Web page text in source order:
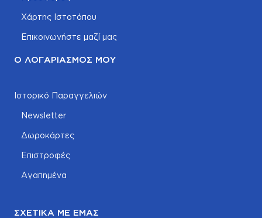
Χάρτης Ιστοτόπου
Επικοινωνήστε μαζί μας
Ο ΛΟΓΑΡΙΑΣΜΌΣ ΜΟΥ
Ιστορικό Παραγγελιών
Newsletter
Δωροκάρτες
Επιστροφές
Αγαπημένα
ΣΧΕΤΙΚΆ ΜΕ ΕΜΆΣ